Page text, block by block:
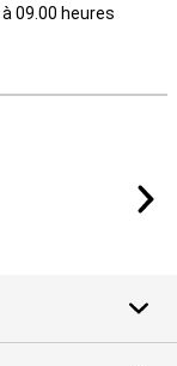
à 09.00 heures